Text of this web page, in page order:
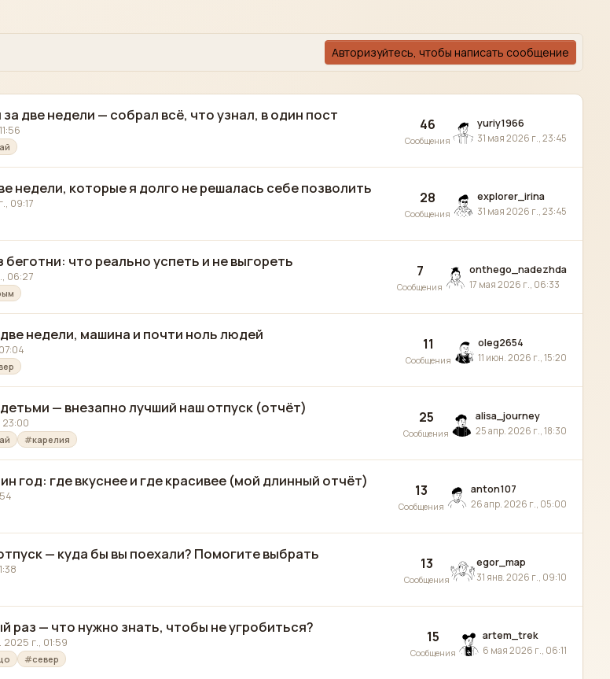
Авторизуйтесь, чтобы написать сообщение
две недели — собрал всё, что узнал, в один пост
46
Сообщения
yuriy1966
31 мая 2026 г., 23:45
недели, которые я долго не решалась себе позволить
09:17 28
Сообщения
explorer_irina
31 мая 2026 г., 23:45
беготни: что реально успеть и не выгореть
06:27 7
Сообщения
onthego_nadezhda
17 мая 2026 г., 06:33
недели, машина и почти ноль людей
11
Сообщения
oleg2654
11 июн. 2026 г., 15:20
— внезапно лучший наш отпуск (отчёт)
23:00
карелия
25
Сообщения
alisa_journey
25 апр. 2026 г., 18:30
год: где вкуснее и где красивее (мой длинный отчёт)
13
Сообщения
anton107
26 апр. 2026 г., 05:00
— куда бы вы поехали? Помогите выбрать
13
Сообщения
egor_map
31 янв. 2026 г., 09:10
раз — что нужно знать, чтобы не угробиться?
2025 г., 01:59
север
15
Сообщения
artem_trek
6 мая 2026 г., 06:11